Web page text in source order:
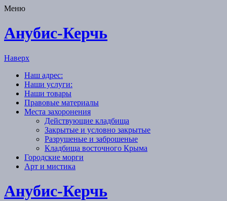
Меню
Анубис-Керчь
Наверх
Наш адрес:
Наши услуги:
Наши товары
Правовые материалы
Места захоронения
Действующие кладбища
Закрытые и условно закрытые
Разрушеные и заброшеные
Кладбища восточного Крыма
Городские морги
Арт и мистика
Анубис-Керчь